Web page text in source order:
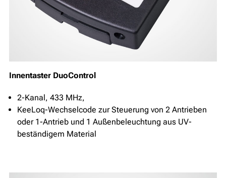
Innentaster DuoControl
2-Kanal, 433 MHz,
KeeLoq-Wechselcode zur Steuerung von 2 Antrieben
oder 1-Antrieb und 1 Außenbeleuchtung aus UV-
beständigem Material